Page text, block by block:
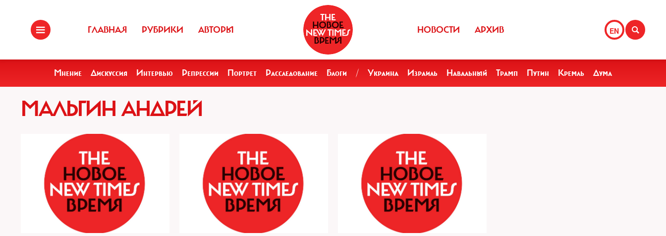
ГЛАВНАЯ РУБРИКИ АВТОРЫ EN
НОВОСТИ АРХИВ
Мнение Дискуссия Интервью Репрессии Портрет Расследование Блоги / Украина Израиль Навальный Трамп Путин Кремль Дума
МАЛЬГИН АНДРЕЙ